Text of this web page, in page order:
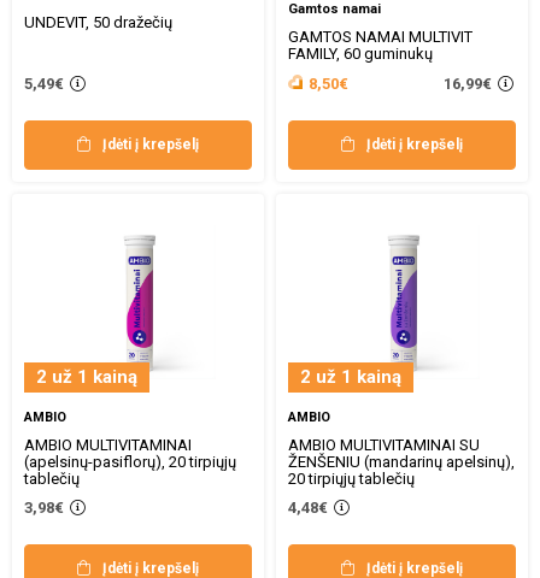
UNDEVIT, 50 dražečių
5,49€
Įdėti į krepšelį
Gamtos namai
GAMTOS NAMAI MULTIVIT
FAMILY, 60 guminukų
8,50€
16,99€
Įdėti į krepšelį
2 už 1 kainą
AMBIO
AMBIO MULTIVITAMINAI
(apelsinų-pasiflorų), 20 tirpiųjų
tablečių
3,98€
Įdėti į krepšelį
2 už 1 kainą
AMBIO
AMBIO MULTIVITAMINAI SU
ŽENŠENIU (mandarinų apelsinų),
20 tirpiųjų tablečių
4,48€
Įdėti į krepšelį